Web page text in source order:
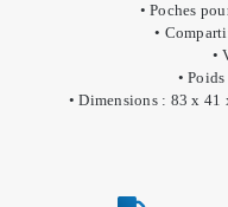
• Poches
•
•
•
• Dimensions : 83 x 41